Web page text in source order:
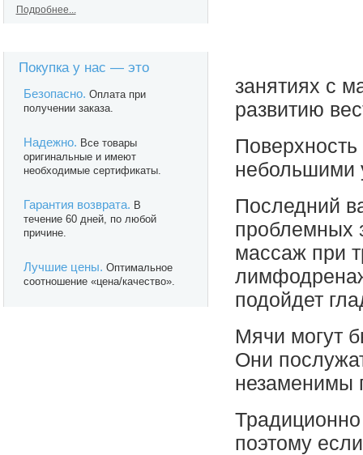
Подробнее...
Покупка у нас — это
Безопасно. Оплата при
получении заказа.
Надежно. Все товары
оригинальные и имеют
необходимые сертификаты.
Гарантия возврата. В
течение 60 дней, по любой
причине.
Лучшие цены. Оптимальное
соотношение «цена/качество».
занятиях с
развитию
небольшими
Последний
проблемных
массаж при
подойдет
Мячи могут
Они
незаменимы
поэтому